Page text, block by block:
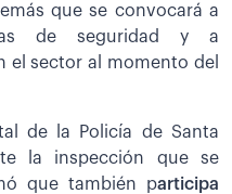
que se convocará a
de seguridad y a
el sector al momento del
de la Policía de Santa
la inspección que se
que también participa